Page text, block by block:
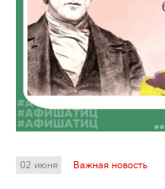
02 июня Важная новость